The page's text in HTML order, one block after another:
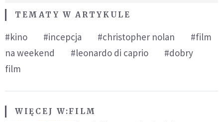
TEMATY W ARTYKULE
#kino #incepcja #christopher nolan
#film
na weekend
#leonardo di caprio
#dobry
film
WIĘCEJ W:FILM